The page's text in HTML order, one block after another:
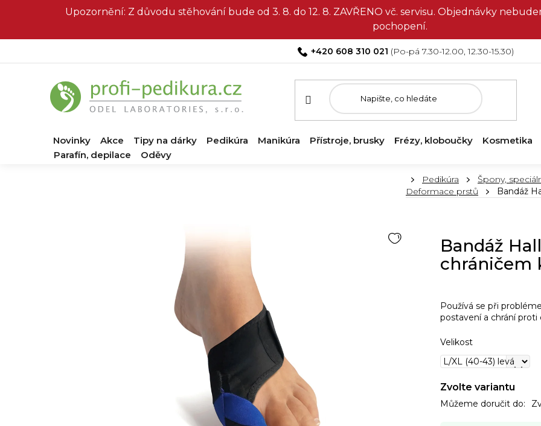
Upozornění: Z důvodu stěhování bude od 3. 8. do 12. 8. ZAVŘENO vč. servisu. Objednávky
pochopení.
+420 608 310 021
Novinky Akce Tipy na dárky Pedikúra Manikúra Přístroje, brusky Frézy, kloboučky
Kosmetika
Parafín, depilace
Oděvy
DomůPedikúra
Špony,
Deformace prstů
Bandáž
Bandáž
chráničem
Používá se při
postavení a chrání proti
Velikost
Zvolte variantu
Můžeme doručit do: